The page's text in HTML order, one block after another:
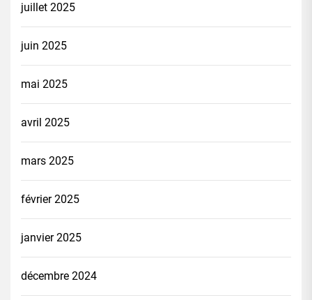
juillet 2025
juin 2025
mai 2025
avril 2025
mars 2025
février 2025
janvier 2025
décembre 2024